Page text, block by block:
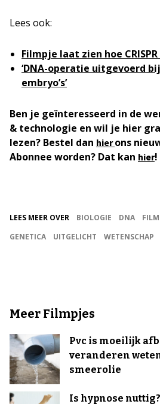
Lees ook:
Filmpje laat zien hoe
‘DNA-operatie uitgevoerd
embryo’s’
Ben je geïnteresseerd in de
& technologie en wil je hier
lezen? Bestel dan hierons
Abonnee worden? Dat kan hier!
LEES MEER OVER BIOLOGIE DNA
GENETICA
UITGELICHT WETENSCHAP
Meer Filmpjes
Pvc is moeilijk
veranderen
smeerolie
Is hypnose nuttig?